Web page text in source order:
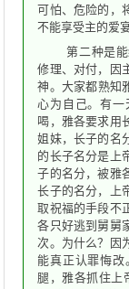
可怕、危险的，
不能享受主的爱宴
第二种是
修理、对付，因
神。大家都熟知
心为自己。有一
喝，雅各要求用
姐妹，长子的名
的长子名分是上
子的名分，被雅
长子的名分，上
取祝福的手段不
各只好逃到舅舅
次。为什么？因
能真正认罪悔
腿，雅各抓住上